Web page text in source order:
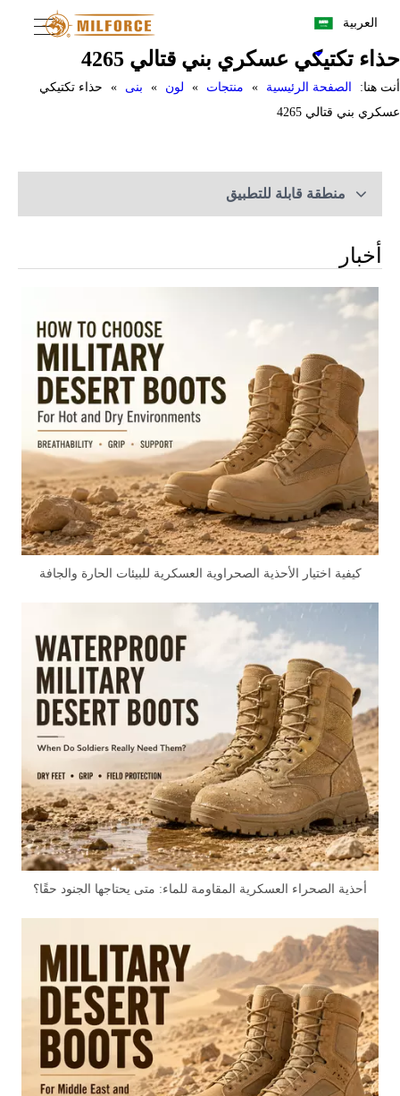
العربية
حذاء تكتيكي عسكري بني قتالي 4265
أنت هنا: الصفحة الرئيسية » منتجات » لون » بنى »
حذاء تكتيكي
عسكري بني قتالي 4265
منطقة قابلة للتطبيق
أخبار
كيفية اختيار الأحذية الصحراوية العسكرية للبيئات الحارة والجافة
أحذية الصحراء العسكرية المقاومة للماء: متى يحتاجها الجنود حقًا؟